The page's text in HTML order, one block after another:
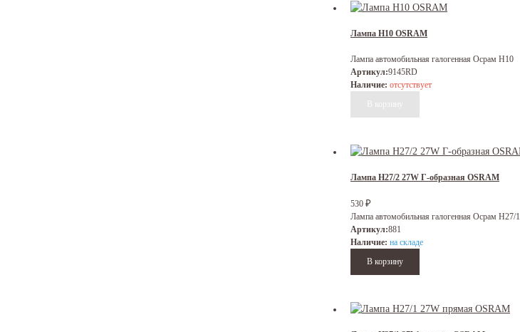
Лампа H10 OSRAM
Лампа автомобильная галогенная Осрам H10
Артикул:9145RD
Наличие: отсутствует
Лампа H27/2 27W Г-образная OSRAM
530 ₽
Лампа автомобильная галогенная Осрам H27/1
Артикул:881
Наличие: на складе